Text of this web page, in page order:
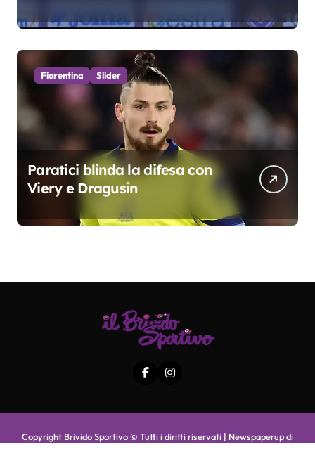
colpo”
Fiorentina Slider
Paratici blinda la difesa con
Viery e Dragusin
Copyright Brivido Sportivo © Tutti i diritti riservati | Newspaperupdi